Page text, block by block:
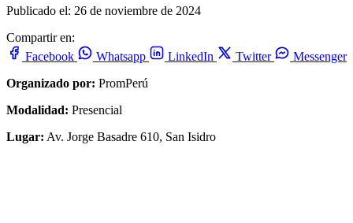
Publicado el: 26 de noviembre de 2024
Compartir en:
Facebook
Whatsapp LinkedIn Twitter
Messenger
Organizado por: PromPerú
Modalidad: Presencial
Lugar: Av. Jorge Basadre 610, San Isidro